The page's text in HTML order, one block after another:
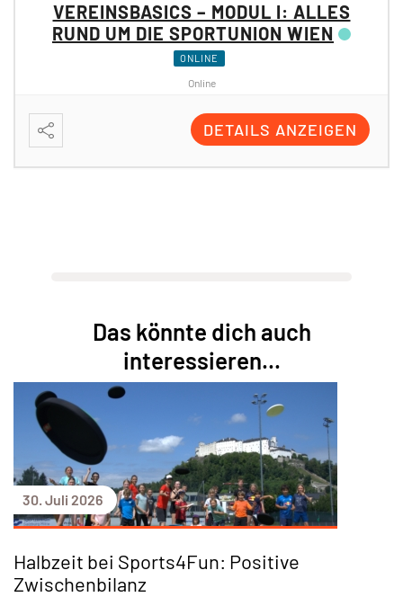
VEREINSBASICS – MODUL I: ALLES
RUND UM DIE SPORTUNION WIEN
ONLINE
Online
DETAILS ANZEIGEN
Das könnte dich auch
interessieren...
30. Juli 2026
Halbzeit bei Sports4Fun: Positive
Zwischenbilanz